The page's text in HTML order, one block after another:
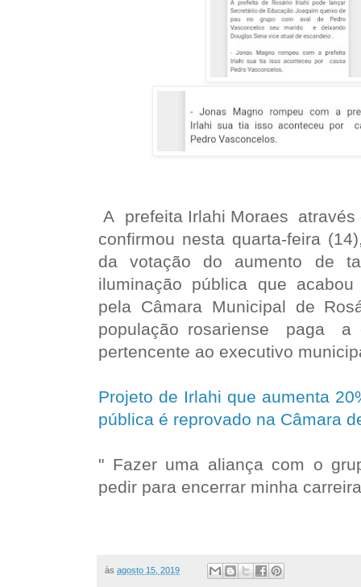
A prefeita Irlahi Moraes através
confirmou nesta quarta-feira
da votação do aumento de
iluminação pública que
pela Câmara Municipal de
população rosariense paga
pertencente ao executivo
Projeto de Irlahi que aumenta
pública é reprovado na Câmara
" Fazer uma aliança com o
pedir para encerrar minha
às agosto 15, 2019